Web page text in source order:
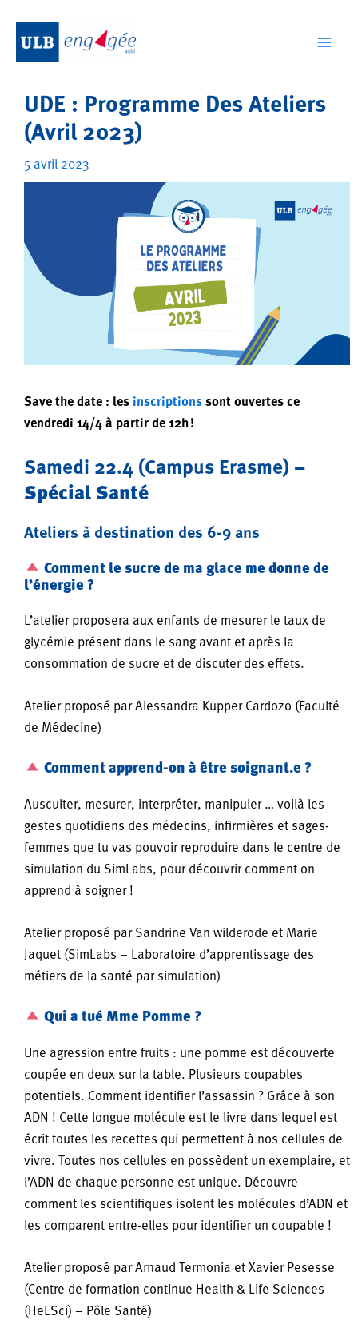
contenu
UDE : Programme Des Ateliers
(Avril 2023)
5 avril 2023
Save the date : les inscriptions sont ouvertes ce
vendredi 14/4 à partir de 12h !
Samedi 22.4 (Campus Erasme) –
Spécial Santé
Ateliers à destination des 6-9 ans
Comment le sucre de ma glace me donne de
l’énergie ?
L’atelier proposera aux enfants de mesurer le taux de
glycémie présent dans le sang avant et après la
consommation de sucre et de discuter des effets.
Atelier proposé par Alessandra Kupper Cardozo (Faculté
de Médecine)
Comment apprend-on à être soignant.e ?
Ausculter, mesurer, interpréter, manipuler … voilà les
gestes quotidiens des médecins, infirmières et sages-
femmes que tu vas pouvoir reproduire dans le centre de
simulation du SimLabs, pour découvrir comment on
apprend à soigner !
Atelier proposé par Sandrine Van wilderode et Marie
Jaquet (SimLabs – Laboratoire d’apprentissage des
métiers de la santé par simulation)
Qui a tué Mme Pomme ?
Une agression entre fruits : une pomme est découverte
coupée en deux sur la table. Plusieurs coupables
potentiels. Comment identifier l’assassin ? Grâce à son
ADN ! Cette longue molécule est le livre dans lequel est
écrit toutes les recettes qui permettent à nos cellules de
vivre. Toutes nos cellules en possèdent un exemplaire, et
l’ADN de chaque personne est unique. Découvre
comment les scientifiques isolent les molécules d’ADN et
les comparent entre-elles pour identifier un coupable !
Atelier proposé par Arnaud Termonia et Xavier Pesesse
(Centre de formation continue Health & Life Sciences
(HeLSci) – Pôle Santé)